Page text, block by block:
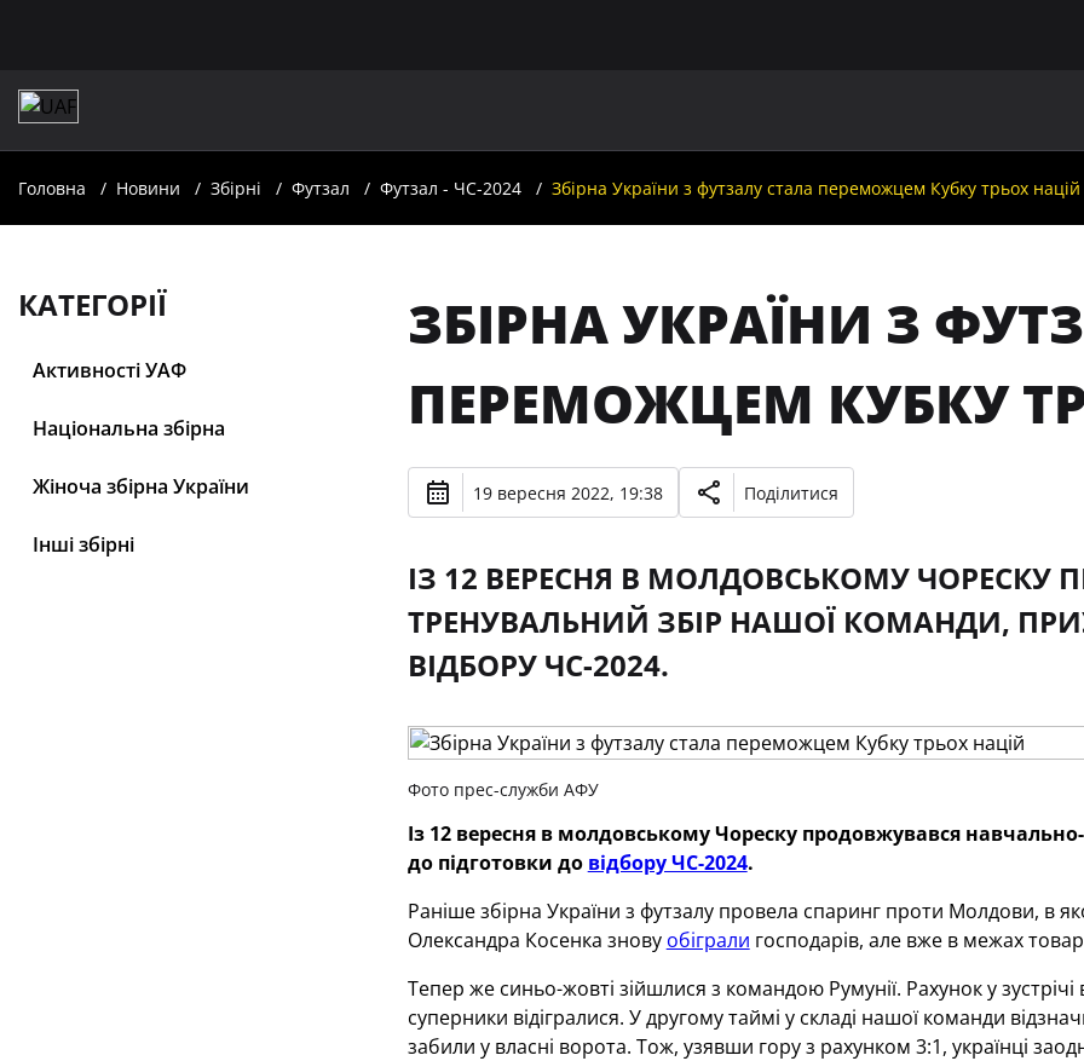
Головна Новини Збірні Футзал Футзал - ЧС-2024 Збірна України з футзалу стала переможцем Кубку трьох націй
КАТЕГОРІЇ
Активності УАФ
Національна збірна
Жіноча збірна України
Інші збірні
ЗБІРНА УКРАЇНИ З
ПЕРЕМОЖЦЕМ КУБКУ
19 вересня 2022, 19:38 Поділитися
ІЗ 12 ВЕРЕСНЯ В МОЛДОВСЬКОМУ
ТРЕНУВАЛЬНИЙ ЗБІР НАШОЇ КОМАНДИ,
ВІДБОРУ ЧС-2024.
Фото прес-служби АФУ
Із 12 вересня в молдовському Чореску продовжувався
до підготовки до відбору ЧС-2024.
Раніше збірна України з футзалу провела спаринг проти Молдови, в
Олександра Косенка знову обіграли господарів, але вже в межах
Тепер же синьо-жовті зійшлися з командою Румунії. Рахунок у
суперники відігралися. У другому таймі у складі нашої команди
забили у власні ворота. Тож, узявши гору з рахунком 3:1, українці